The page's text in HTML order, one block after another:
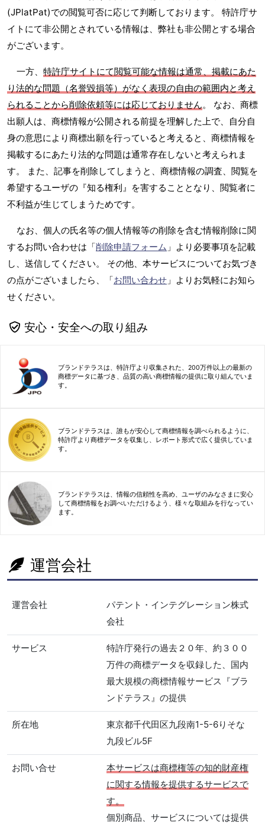
(JPlatPat)での閲覧可否に応じて判断しております。 特許庁サ
イトにて非公開とされている情報は、弊社も非公開とする場合
がございます。
一方、 特許庁サイトにて閲覧可能な情報は通常、掲載にあた
り法的な問題（名誉毀損等）がなく表現の自由の範囲内と考え
られることから削除依頼等には応じておりません。 なお、商標
出願人は、商標情報が公開される前提を理解した上で、自分自
身の意思により商標出願を行っていると考えると、商標情報を
掲載するにあたり法的な問題は通常存在しないと考えられま
す。 また、記事を削除してしまうと、商標情報の調査、閲覧を
希望するユーザの『知る権利』を害することとなり、閲覧者に
不利益が生じてしまうためです。
なお、個人の氏名等の個人情報等の削除を含む情報削除に関
するお問い合わせは「削除申請フォーム 」より必要事項を記載
し、送信してください。 その他、本サービスについてお気づき
の点がございましたら、「お問い合わせ 」よりお気軽にお知ら
せください。
安心・安全への取り組み
ブランドテラスは、特許庁より収集された、200万件以上の最新の
商標データに基づき、品質の高い商標情報の提供に取り組んでいま
す。
ブランドテラスは、誰もが安心して商標情報を調べられるように、
特許庁より商標データを収集し、レポート形式で広く提供していま
す。
ブランドテラスは、情報の信頼性を高め、ユーザのみなさまに安心
して商標情報をお調べいただけるよう、様々な取組みを行なってい
ます。
運営会社
運営会社
パテント・インテグレーション株式
会社
サービス
特許庁発行の過去２０年、約３００
万件の商標データを収録した、国内
最大規模の商標情報サービス『ブラ
ンドテラス』の提供
所在地
東京都千代田区九段南1-5-6りそな
九段ビル5F
お問い合せ
本サービスは商標権等の知的財産権
に関する情報を提供するサービスで
す。
個別商品、サービスについては提供